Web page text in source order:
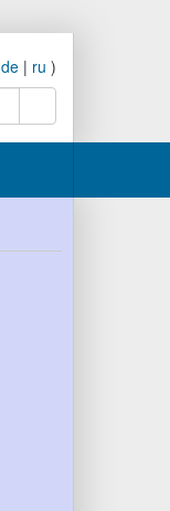
de | ru )